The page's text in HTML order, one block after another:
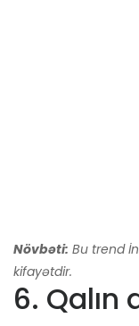
Növbəti: Bu trend
kifayətdir.
6. Qalın